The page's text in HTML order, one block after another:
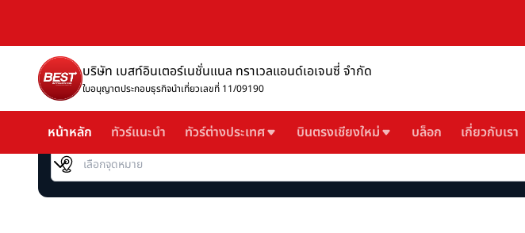
บริษัท เบสท์อินเตอร์เนชั่นแนล ทราเวลแอนด์เอเจนซี่ จำกัด
ใบอนุญาตประกอบธุรกิจนำเที่ยวเลขที่ 11/09190
หน้าหลัก ทัวร์แนะนำ ทัวร์ต่างประเทศ บินตรงเชียงใหม่ บล็อก เกี่ยวกับเรา
เลือกจุดหมาย